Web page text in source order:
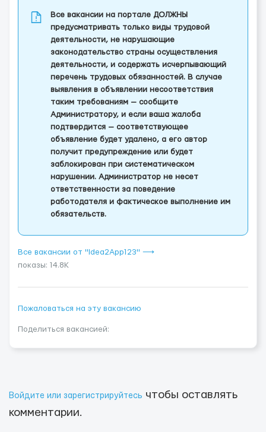
Все вакансии на портале ДОЛЖНЫ
предусматривать только виды трудовой
деятельности, не нарушающие
законодательство страны осуществления
деятельности, и содержать исчерпывающий
перечень трудовых обязанностей. В случае
выявления в объявлении несоответствия
таким требованиям — сообщите
Администратору, и если ваша жалоба
подтвердится — соответствующее
объявление будет удалено, а его автор
получит предупреждение или будет
заблокирован при систематическом
нарушении. Администратор не несет
ответственности за поведение
работодателя и фактическое выполнение им
обязательств.
Все вакансии от "Idea2App123" ⟶
показы: 14.8K
Пожаловаться на эту вакансию
Поделиться вакансией:
Войдите или зарегистрируйтесь чтобы оставлять
комментарии.